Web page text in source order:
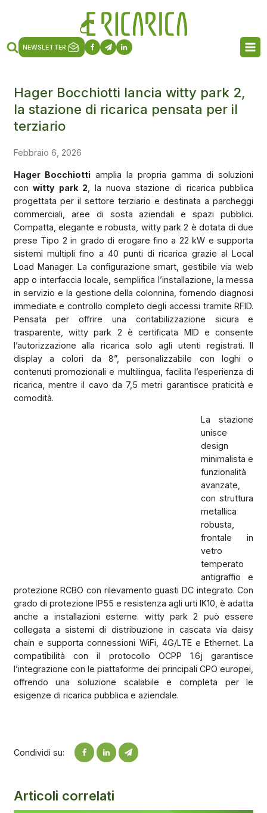
NEWSLETTER
Hager Bocchiotti lancia witty park 2,
la stazione di ricarica pensata per il
terziario
Febbraio 6, 2026
Hager Bocchiottiamplia la propria gamma di soluzioni
conwitty park 2 , la nuova stazione di ricarica pubblica
progettata per il settore terziario e destinata a parcheggi
commerciali, aree di sosta aziendali e spazi pubblici.
Compatta, elegante e robusta, witty park 2 è dotata di due
prese Tipo 2 in grado di erogare fino a 22 kW e supporta
sistemi multipli fino a 40 punti di ricarica grazie al Local
Load Manager. La configurazione smart, gestibile via web
app o interfaccia locale, semplifica l’installazione, la messa
in servizio e la gestione della colonnina, fornendo diagnosi
immediate e controllo completo degli accessi tramite RFID.
Pensata per offrire una contabilizzazione sicura e
trasparente, witty park 2 è certificata MID e consente
l’autorizzazione alla ricarica solo agli utenti registrati. Il
display a colori da 8”, personalizzabile con loghi o
contenuti promozionali e multilingua, facilita l’esperienza di
ricarica, mentre il cavo da 7,5 metri garantisce praticità e
comodità.
La stazione
unisce
design
minimalista e
funzionalità
avanzate,
con struttura
metallica
robusta,
frontale in
vetro
temperato
antigraffio e
protezione RCBO con rilevamento guasti DC integrato. Con
grado di protezione IP55 e resistenza agli urti IK10, è adatta
anche a installazioni esterne. witty park 2 può essere
collegata a sistemi di distribuzione in cascata via daisy
chain e supporta connessioni WiFi, 4G/LTE e Ethernet. La
compatibilità con il protocollo OCPP 1.6j garantisce
l’integrazione con le piattaforme dei principali CPO europei,
offrendo una soluzione scalabile e completa per le
esigenze di ricarica pubblica e aziendale.
Condividi su:
Articoli correlati